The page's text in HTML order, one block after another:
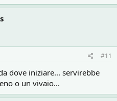
#11
dove iniziare... servirebbe
o un vivaio...